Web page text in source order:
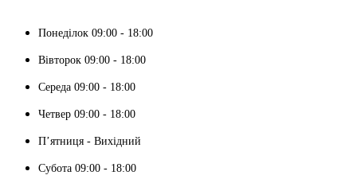
Понеділок 09:00 - 18:00
Вівторок 09:00 - 18:00
Середа 09:00 - 18:00
Четвер 09:00 - 18:00
Пʼятниця - Вихідний
Субота 09:00 - 18:00